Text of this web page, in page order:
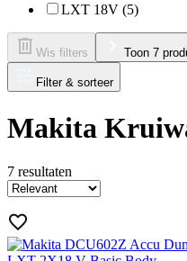
LXT 18V (5)
Wis filters Toon 7
Filter & sorteer
Makita
7 resultaten